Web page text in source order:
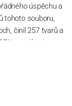
úspěchu a
tohoto souboru,
činil 257 tvarů a
v oválovém
Tyto výrobky
průmyslu